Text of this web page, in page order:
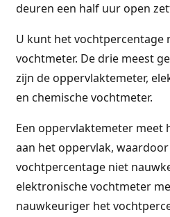
deuren een half uur open
U kunt het vochtpercentage
vochtmeter. De drie meest
zijn de oppervlaktemeter,
en chemische vochtmeter.
Een oppervlaktemeter meet
aan het oppervlak,
vochtpercentage niet
elektronische vochtmeter
nauwkeuriger het